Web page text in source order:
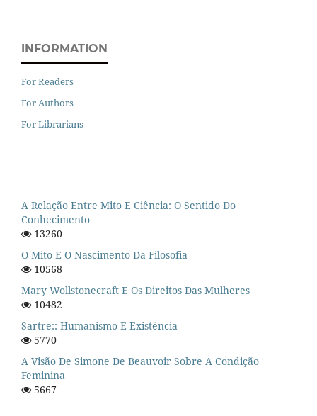
INFORMATION
For Readers
For Authors
For Librarians
A Relação Entre Mito E Ciência: O Sentido Do
Conhecimento
13260
O Mito E O Nascimento Da Filosofia
10568
Mary Wollstonecraft E Os Direitos Das Mulheres
10482
Sartre:: Humanismo E Existência
5770
A Visão De Simone De Beauvoir Sobre A Condição
Feminina
5667